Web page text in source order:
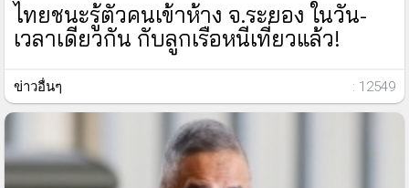
ไทยชนะรู้ตัวคนเข้าห้าง จ.ระยอง ในวัน-
เวลาเดียวกัน กับลูกเรือหนีเที่ยวแล้ว!
ข่าวอื่นๆ : 12549